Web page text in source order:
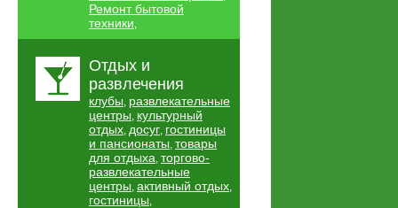
Ремонт бытовой
техники,
Отдых и
развлечения
клубы, развлекательные
центры, культурный
отдых, досуг, гостиницы
и пансионаты, товары
для отдыха, торгово-
развлекательные
центры, активный отдых,
гостиницы,